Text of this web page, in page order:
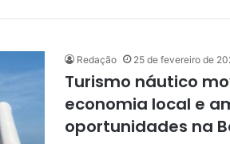
Redação 25 de fevereiro de
Turismo náutico
economia local e
oportunidades na